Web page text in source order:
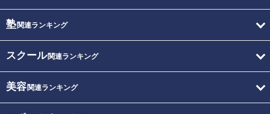
塾関連ランキング
スクール関連ランキング
美容関連ランキング